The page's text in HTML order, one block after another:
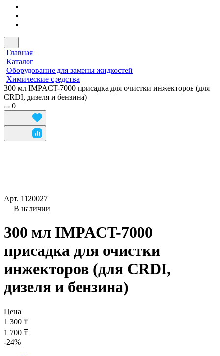
Главная
Каталог
Оборудование для замены жидкостей
Химические средства
300 мл IMPACT-7000 присадка для очистки инжекторов (для
CRDI, дизеля и бензина)
0
Арт. 1120027
В наличии
300 мл IMPACT-7000
присадка для очистки
инжекторов (для CRDI,
дизеля и бензина)
Цена
1 300 ₸
1 700 ₸
-24%